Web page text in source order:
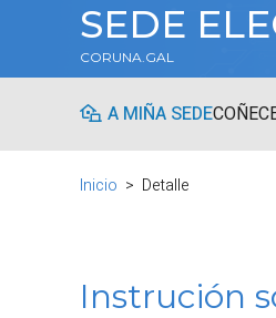
SEDE
CORUNA.GAL
A MIÑA SEDE
Inicio Detalle
Instrución